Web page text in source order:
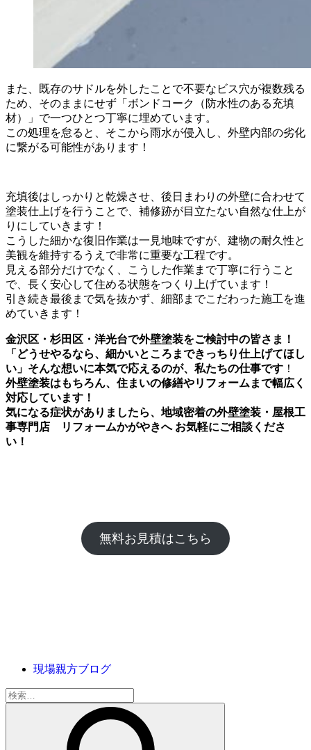
また、既存のサドルを外したことで不要なビス穴が複数残る
ため、そのままにせず「ボンドコーク（防水性のある充填
材）」で一つひとつ丁寧に埋めています。
この処理を怠ると、そこから雨水が侵入し、外壁内部の劣化
に繋がる可能性があります！
充填後はしっかりと乾燥させ、後日まわりの外壁に合わせて
塗装仕上げを行うことで、補修跡が目立たない自然な仕上が
りにしていきます！
こうした細かな復旧作業は一見地味ですが、建物の耐久性と
美観を維持するうえで非常に重要な工程です。
見える部分だけでなく、こうした作業まで丁寧に行うこと
で、長く安心して住める状態をつくり上げています！
引き続き最後まで気を抜かず、細部までこだわった施工を進
めていきます！
金沢区・杉田区・洋光台で外壁塗装をご検討中の皆さま！
「どうせやるなら、細かいところまできっちり仕上げてほし
い」そんな想いに本気で応えるのが、私たちの仕事です ！
外壁塗装はもちろん、住まいの修繕やリフォームまで幅広く
対応しています！
気になる症状がありましたら、地域密着の外壁塗装・屋根工
事専門店 リフォームかがやきへ お気軽にご相談くださ
い！
無料お見積はこちら
現場親方ブログ
検
索: